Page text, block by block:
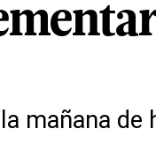
mañana de